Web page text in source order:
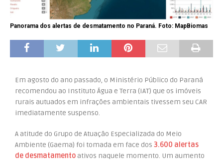
Panorama dos alertas de desmatamento no Paraná. Foto: MapBiomas
Em agosto do ano passado, o Ministério Público do Paraná
recomendou ao Instituto Água e Terra (IAT) que os imóveis
rurais autuados em infrações ambientais tivessem seu CAR
imediatamente suspenso.
A atitude do Grupo de Atuação Especializada do Meio
Ambiente (Gaema) foi tomada em face dos 3.600 alertas
de desmatamento ativos naquele momento. Um aumento